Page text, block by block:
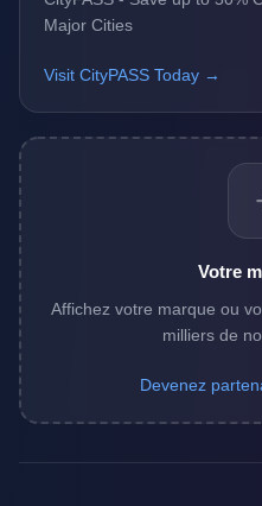
Major Cities
Visit CityPASS Today →
Votre
Affichez votre marque ou
milliers de
Devenez